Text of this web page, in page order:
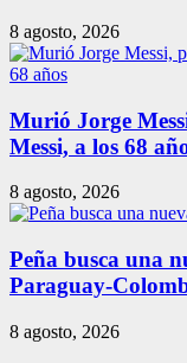
8 agosto, 2026
Murió Jorge
Messi, a los 68
8 agosto, 2026
Peña busca una
Paraguay-
8 agosto, 2026